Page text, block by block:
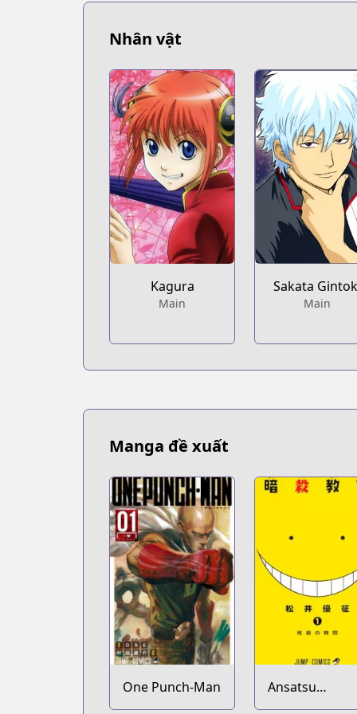
https://www.mangaupdates.com/
Book☆Walker
Official English
Official English
https://www.viz.com/gin-tama
Nhân vật
Kagura
Main
Sakata
Main
Manga đề xuất
One Punch-Man
Ansatsu
Kyoushitsu